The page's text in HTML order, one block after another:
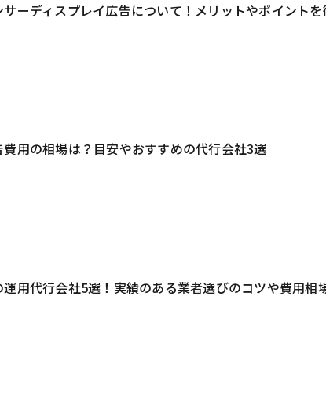
ーディスプレイ広告について！メリットやポイント
用の相場は？目安やおすすめの代行会社3選
用代行会社5選！実績のある業者選びのコツや費用相